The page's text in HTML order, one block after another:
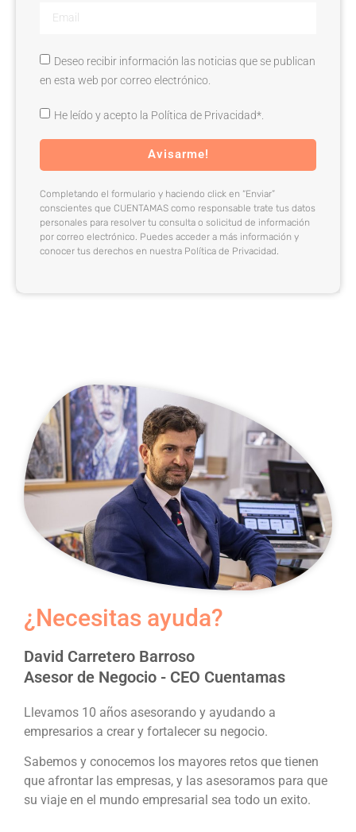
Deseo recibir información las noticias que se publican
en esta web por correo electrónico.
He leído y acepto la Política de Privacidad*.
Avisarme!
Completando el formulario y haciendo click en “Enviar”
conscientes que CUENTAMAS como responsable trate tus datos
personales para resolver tu consulta o solicitud de información
por correo electrónico. Puedes acceder a más información y
conocer tus derechos en nuestra Política de Privacidad.
¿Necesitas ayuda?
David Carretero Barroso
Asesor de Negocio - CEO Cuentamas
Llevamos 10 años asesorando y ayudando a
empresarios a crear y fortalecer su negocio.
Sabemos y conocemos los mayores retos que tienen
que afrontar las empresas, y las asesoramos para que
su viaje en el mundo empresarial sea todo un exito.